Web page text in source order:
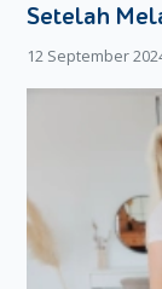
dan
Setelah
12 September